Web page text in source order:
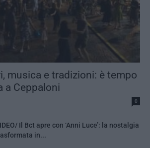
musica e tradizioni: è tempo
a Ceppaloni
0
Il Bct apre con ‘Anni Luce’: la nostalgia
in...